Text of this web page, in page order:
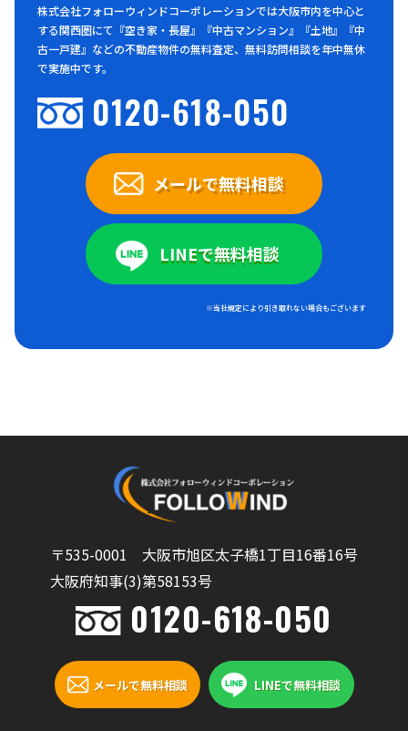
株式会社フォローウィンドコーポレーションでは大阪市内を中心と
する関西圏にて『空き家・長屋』『中古マンション』『土地』『中
古一戸建』などの不動産物件の無料査定、無料訪問相談を年中無休
で実施中です。
0120-618-050
メールで無料相談
LINEで無料相談
※当社規定により引き取れない場合もございます
〒535-0001 大阪市旭区太子橋1丁目16番16号
大阪府知事(3)第58153号
0120-618-050
メールで無料相談 LINEで無料相談